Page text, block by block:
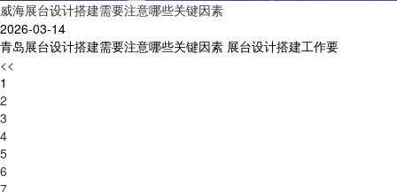
威海展台设计搭建需要注意哪些关键因素
2026-03-14
青岛展台设计搭建需要注意哪些关键因素 展台设计搭建工作要
<<
1
2
3
4
5
6
7